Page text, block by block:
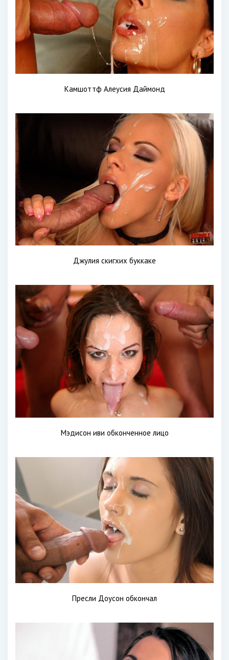
Камшоттф Алеусия Даймонд
Джулия скигхих буккаке
Мэдисон иви обконченное лицо
Пресли Доусон обкончал